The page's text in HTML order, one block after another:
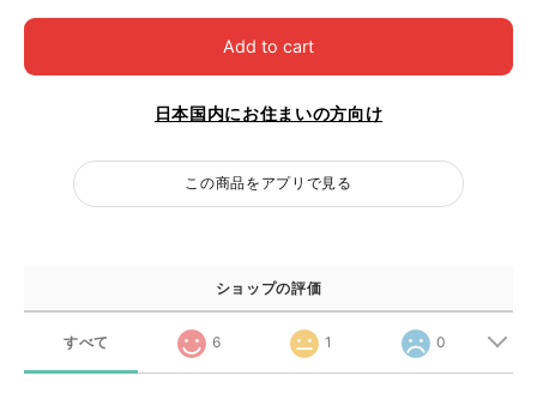
Add to cart
日本国内にお住まいの方向け
この商品をアプリで見る
ショップの評価
すべて 6 1 0